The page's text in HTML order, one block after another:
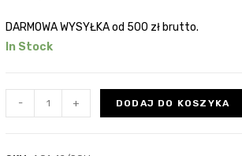
DARMOWA WYSYŁKAod 500 zł brutto.
In Stock
- + DODAJ DO KOSZYKA